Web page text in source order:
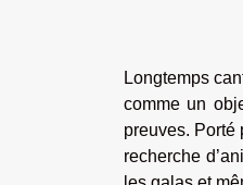
Longtemps
comme un
preuves. Porté
recherche